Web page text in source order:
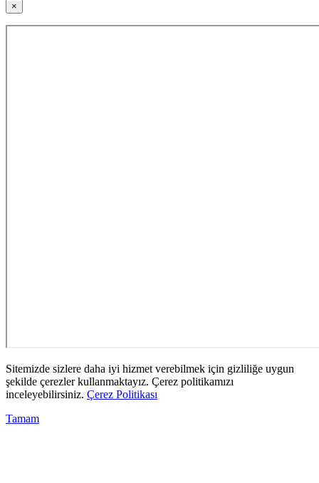
×
Sitemizde sizlere daha iyi hizmet verebilmek için gizliliğe uygun
şekilde çerezler kullanmaktayız. Çerez politikamızı
inceleyebilirsiniz. Çerez Politikası
Tamam